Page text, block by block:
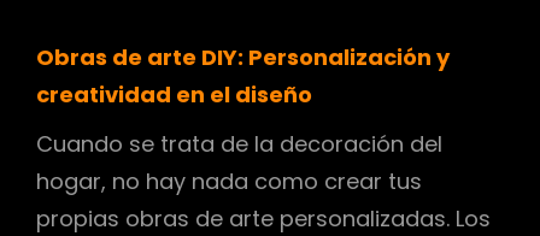
Obras de arte DIY: Personalización y
creatividad en el diseño
Cuando se trata de la decoración del
hogar, no hay nada como crear tus
propias obras de arte personalizadas. Los